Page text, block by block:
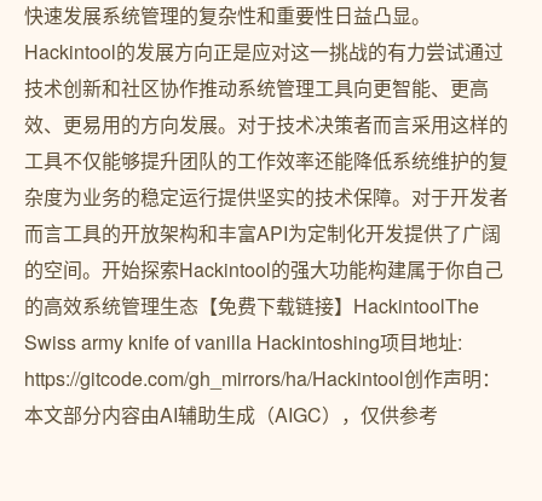
快速发展系统管理的复杂性和重要性日益凸显。
Hackintool的发展方向正是应对这一挑战的有力尝试通过
技术创新和社区协作推动系统管理工具向更智能、更高
效、更易用的方向发展。对于技术决策者而言采用这样的
工具不仅能够提升团队的工作效率还能降低系统维护的复
杂度为业务的稳定运行提供坚实的技术保障。对于开发者
而言工具的开放架构和丰富API为定制化开发提供了广阔
的空间。开始探索Hackintool的强大功能构建属于你自己
的高效系统管理生态【免费下载链接】HackintoolThe
Swiss army knife of vanilla Hackintoshing项目地址:
https://gitcode.com/gh_mirrors/ha/Hackintool创作声明：
本文部分内容由AI辅助生成（AIGC），仅供参考